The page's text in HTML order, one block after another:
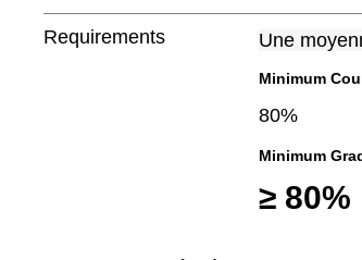
Requirements Une
Minimum
80%
Minimum
≥ 80%